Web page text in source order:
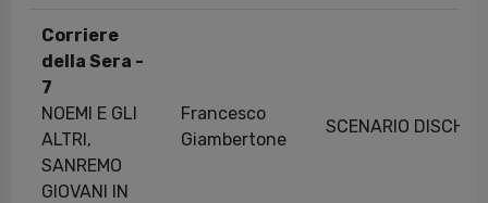
Corriere
della Sera -
7
NOEMI E GLI
ALTRI,
SANREMO
GIOVANI IN
Francesco
Giambertone
SCENARIO DISCHI